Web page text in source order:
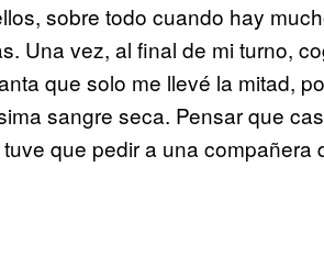
sobre todo cuando hay
Una vez, al final de mi turno,
que solo me llevé la mitad,
sangre seca. Pensar que
que pedir a una compañera